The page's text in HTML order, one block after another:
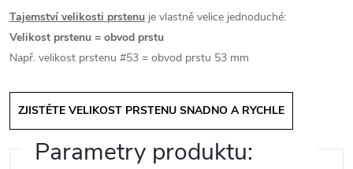
Tajemství velikosti prstenu je vlastně velice jednoduché:
Velikost prstenu = obvod prstu
Např. velikost prstenu #53 = obvod prstu 53 mm
ZJISTĚTE VELIKOST PRSTENU SNADNO A RYCHLE
Parametry produktu: